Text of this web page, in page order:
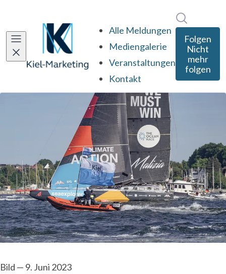
Alle Meldungen
Mediengalerie
Veranstaltungen
Kontakt
Folgen
Nicht
mehr
folgen
Bild — 9. Juni 2023